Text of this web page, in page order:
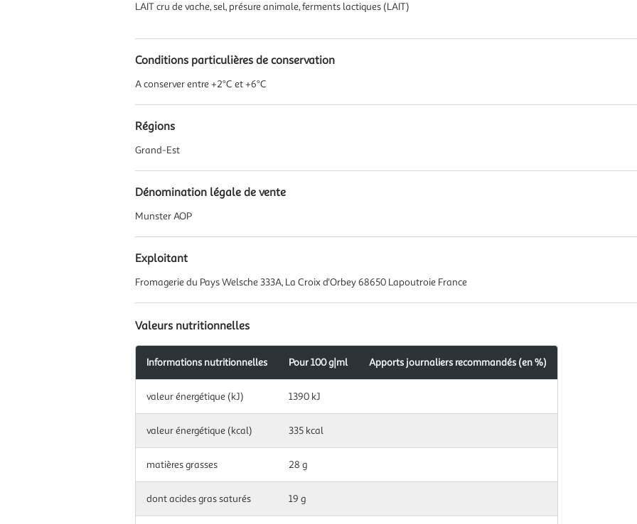
LAIT cru de vache, sel, présure animale, ferments lactiques (LAIT)
Conditions particulières de conservation
A conserver entre +2°C et +6°C
Régions
Grand-Est
Dénomination légale de vente
Munster AOP
Exploitant
Fromagerie du Pays Welsche 333A, La Croix d'Orbey 68650 Lapoutroie France
Valeurs nutritionnelles
nutritionnelles
pour
g|ml
Informations nutritionnelles Pour 100 g|ml Apports journaliers recommandés (en %)
valeur énergétique (kJ) 1390 kJ
valeur énergétique (kcal) 335 kcal
matières grasses 28 g
dont acides gras saturés 19 g